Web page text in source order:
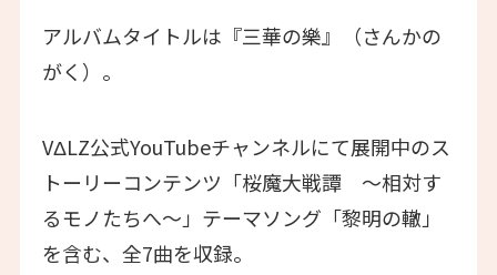
アルバムタイトルは『三華の樂』（さんかの
がく）。
VΔLZ公式YouTubeチャンネルにて展開中のス
トーリーコンテンツ「桜魔大戦譚 ～相対す
るモノたちへ～」テーマソング「黎明の轍」
を含む、全7曲を収録。